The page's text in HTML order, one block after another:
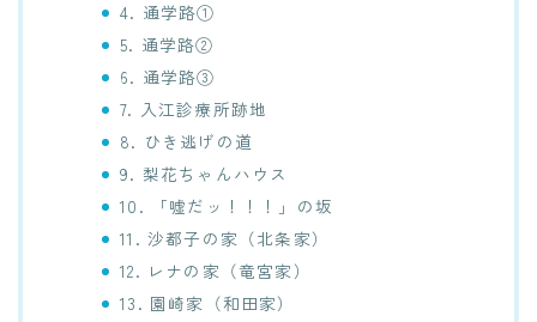
4. 通学路①
5. 通学路②
6. 通学路③
7. 入江診療所跡地
8. ひき逃げの道
9. 梨花ちゃんハウス
10. 「嘘だッ！！！」の坂
11. 沙都子の家（北条家）
12. レナの家（竜宮家）
13. 園崎家（和田家）